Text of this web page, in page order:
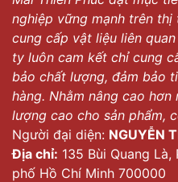
nghiệp vững mạnh trên
cung cấp vật liệu liên
ty luôn cam kết chỉ cung
bảo chất lượng, đảm bảo
hàng. Nhằm nâng cao
lượng cao cho sản phẩm,
Người đại diện: NGUYỄN
Địa chỉ: 135 Bùi Quang
phố Hồ Chí Minh 700000